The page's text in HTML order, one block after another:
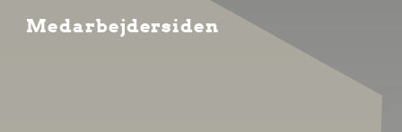
Medarbejdersiden